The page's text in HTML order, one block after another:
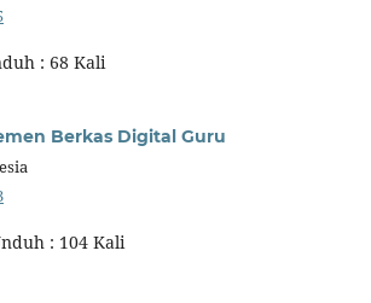
: 68 Kali
Berkas Digital Guru
: 104 Kali